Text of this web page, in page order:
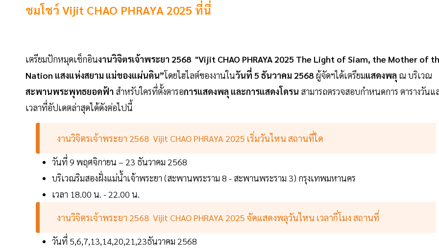
ชมโชว์ Vijit CHAO PHRAYA 2025 ที่นี่
เตรียมปักหมุดเช็กอินงานวิจิตรเจ้าพระยา 2568 "Vijit CHAO PHRAYA 2025 The Light of Siam, the Mother of
Nation แสงแห่งสยาม แม่ของแผ่นดิน”โดยไฮไลต์ของงานในวันที่ 5 ธันวาคม 2568 ผู้จัดฯได้เตรียมแสดงพลุ ณ บริเวณ
สะพานพระพุทธยอดฟ้า สำหรับใครที่ตั้งตารอการแสดงพลุ และการแสดงโดรน สามารถตรวจสอบกำหนดการ ตารางวันแ
เวลาที่อัปเดตล่าสุดได้ดังต่อไปนี้
งานวิจิตรเจ้าพระยา 2568 Vijit CHAO PHRAYA 2025 เริ่มวันไหน สถานที่ใด
วันที่ 9 พฤศจิกายน – 23 ธันวาคม 2568
บริเวณริมสองฝั่งแม่น้ำเจ้าพระยา (สะพานพระราม 8 - สะพานพระราม 3) กรุงเทพมหานคร ​
เวลา 18.00 น. - 22.00 น.
งานวิจิตรเจ้าพระยา 2568 Vijit CHAO PHRAYA 2025 จัดแสดงพลุวันไหน เวลากี่โมง สถานที่
วันที่ 5,6,7,13,14,20,21,23ธันวาคม 2568